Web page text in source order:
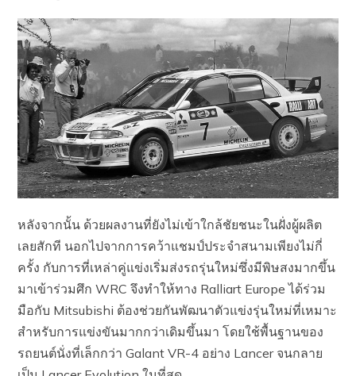
หลังจากนั้น ด้วยผลงานที่ยังไม่เข้าใกล้ชัยชนะในฝั่งผู้ผลิต
เลยสักที นอกไปจากการคว้าแชมป์ประจำสนามเพียงไม่กี่
ครั้ง กับการที่เหล่าคู่แข่งเริ่มส่งรถรุ่นใหม่ซึ่งมีพิษสงมากขึ้น
มาเข้าร่วมศึก WRC จึงทำให้ทาง Ralliart Europe ได้ร่วม
มือกับ Mitsubishi ต้องช่วยกันพัฒนาตัวแข่งรุ่นใหม่ที่เหมาะ
สำหรับการแข่งขันมากกว่าเดิมขึ้นมา โดยใช้พื้นฐานของ
รถยนต์นั่งที่เล็กกว่า Galant VR-4 อย่าง Lancer จนกลาย